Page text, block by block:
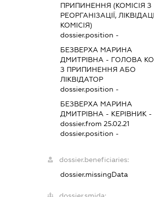
ПРИПИНЕННЯ (КОМІСІЯ З
РЕОРГАНІЗАЦІЇ,
КОМІСІЯ)
dossier.position -
БЕЗВЕРХА МАРИНА
ДМИТРІВНА - ГОЛОВА
З ПРИПИНЕННЯ АБО
ЛІКВІДАТОР
dossier.position -
БЕЗВЕРХА МАРИНА
ДМИТРІВНА - КЕРІВНИК -
dossier.from 25.02.21
dossier.position -
dossier.beneficiaries:
dossier.missingData
dossier.smida: